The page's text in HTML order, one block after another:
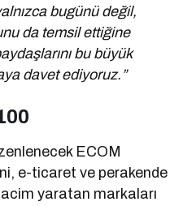
bugünü değil,
da temsil ettiğine
bu büyük
davet ediyoruz.”
ECOM
e-ticaret ve perakende
yaratan markaları